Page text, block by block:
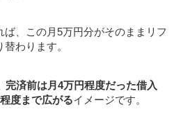
、この月5万円分がそのままリフ
わります。
済前は月4万円程度だった借入
度まで広がるイメージです。